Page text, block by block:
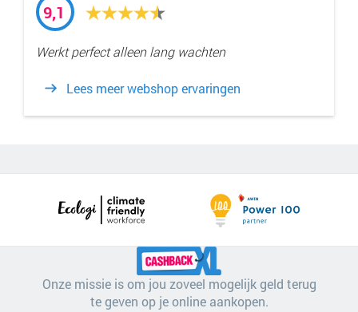
9,1
Werkt perfect alleen lang wachten
Lees meer webshop ervaringen
Onze missie is om jou zoveel mogelijk geld terug
te geven op je online aankopen.